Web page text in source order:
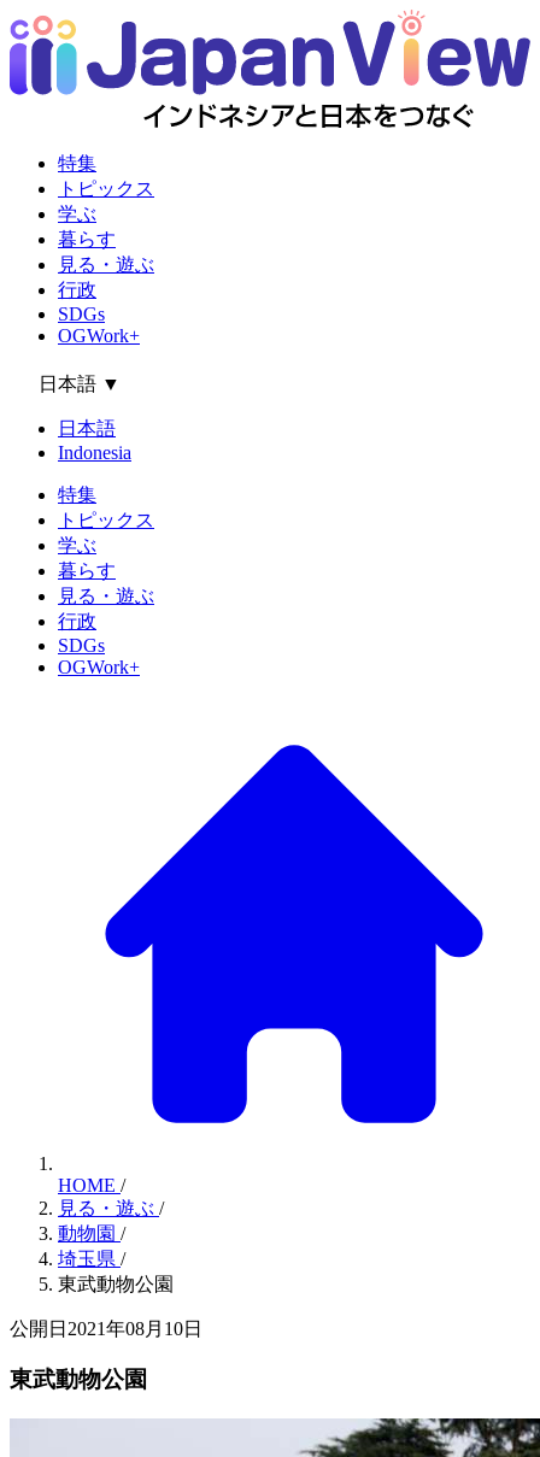
特集
トピックス
学ぶ
暮らす
見る・遊ぶ
行政
SDGs
OGWork+
日本語 ▼
日本語
Indonesia
特集
トピックス
学ぶ
暮らす
見る・遊ぶ
行政
SDGs
OGWork+
HOME /
見る・遊ぶ /
動物園 /
埼玉県 /
東武動物公園
公開日2021年08月10日
東武動物公園